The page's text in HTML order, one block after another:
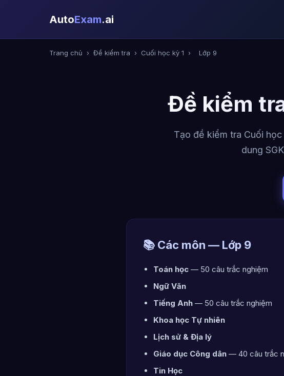
AutoExam.ai
Trang chủ › Đề kiểm tra › Cuối học kỳ 1 › Lớp 9
Đề kiểm
Tạo đề kiểm tra Cuối
dung
📚 Các môn — Lớp 9
Toán học — 50 câu trắc nghiệm
Ngữ Văn
Tiếng Anh — 50 câu trắc nghiệm
Khoa học Tự nhiên
Lịch sử & Địa lý
Giáo dục Công dân — 40 câu trắc
Tin Học